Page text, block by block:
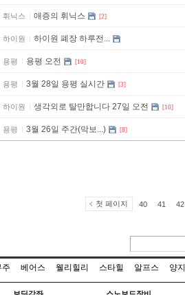
휘닉스 애증의 휘닉스 [2]
하이원 하이원 폐장 하루전...
용평 용평 오전 [10]
용평 3월 28일 용평 실시간 [3]
하이원 생각외로 탈만합니다 27일 오전 [10]
용평 3월 26일 주간(막보...) [8]
첫 페이지 40 41 42
주 베어스 웰리힐리 스타힐 알프스 양지